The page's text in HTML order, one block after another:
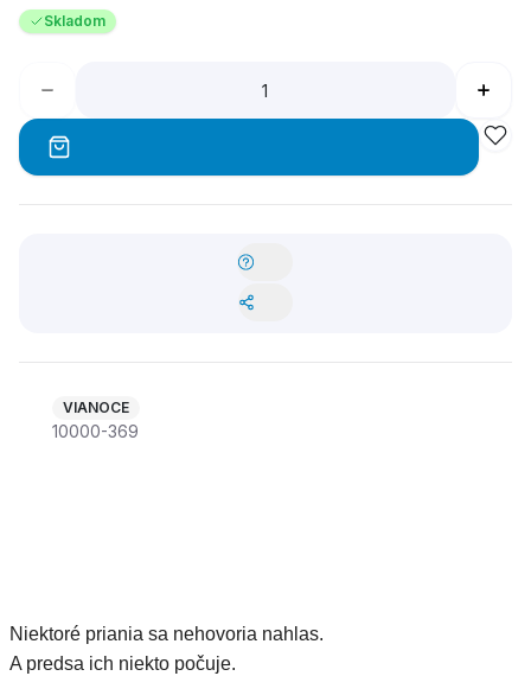
Skladom
VIANOCE
10000-369
Niektoré priania sa nehovoria nahlas.
A predsa ich niekto počuje.